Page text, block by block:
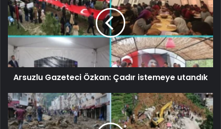
Arsuzlu Gazeteci Özkan: Çadır istemeye utandık